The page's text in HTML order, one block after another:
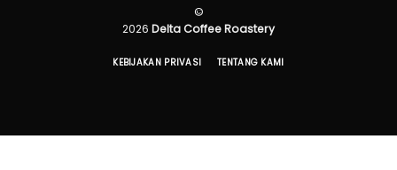
©
2026 Delta Coffee Roastery
KEBIJAKAN PRIVASI TENTANG KAMI